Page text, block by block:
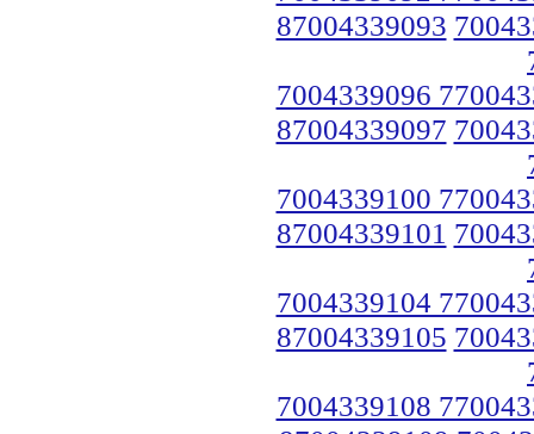
87004339093
7004339096
87004339097
7004339100
87004339101
7004339104
87004339105
7004339108